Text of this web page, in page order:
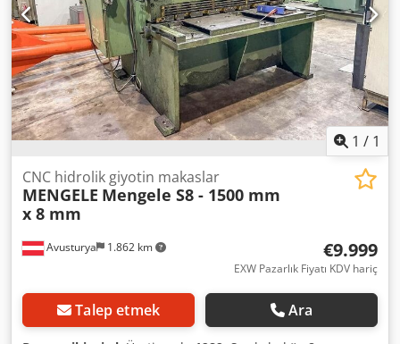
1 / 1
Avusturya 1.862 km
CNC hidrolik giyotin makaslar
MENGELE Mengele S8 - 1500 mm
x 8 mm
€9.999
EXW Pazarlık Fiyatı KDV hariç
Talep etmek Ara